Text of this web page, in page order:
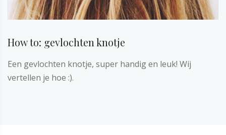
How to: gevlochten knotje
Een gevlochten knotje, super handig en leuk! Wij
vertellen je hoe :).